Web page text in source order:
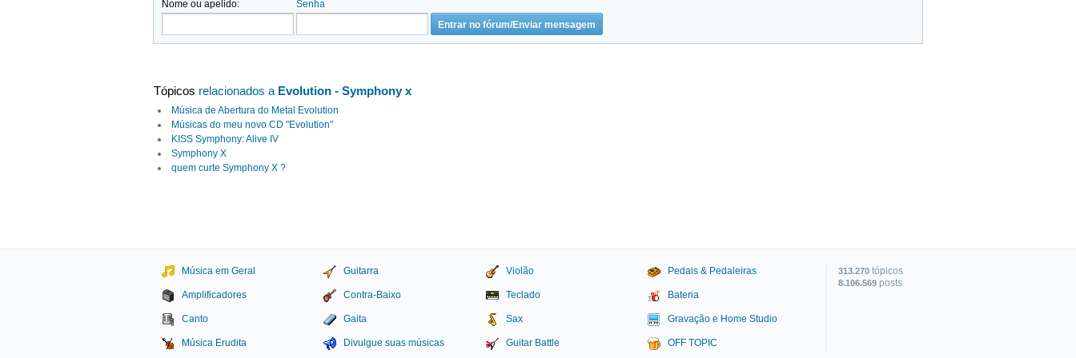
Nome ou apelido: Senha
Tópicos relacionados a Evolution - Symphony x
Música de Abertura do Metal Evolution
Músicas do meu novo CD "Evolution"
KISS Symphony: Alive IV
Symphony X
quem curte Symphony X ?
Música em Geral Guitarra Violão Pedais & Pedaleiras
Amplificadores Contra-Baixo Teclado Bateria
Canto Gaita Sax Gravação e Home Studio
Música Erudita Divulgue suas músicas Guitar Battle OFF TOPIC
313.270 tópicos
8.106.569 posts